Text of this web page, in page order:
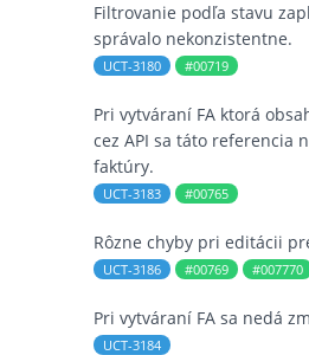
Filtrovanie podľa stavu
správalo nekonzistentne.
UCT-3180 #00719
Pri vytváraní FA ktorá
cez API sa táto referencia
faktúry.
UCT-3183 #00765
Rôzne chyby pri editácii
UCT-3186 #00769 #007770
Pri vytváraní FA sa nedá
UCT-3184